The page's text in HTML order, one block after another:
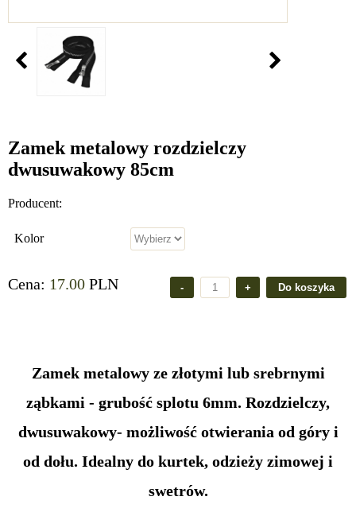
Zamek metalowy rozdzielczy
dwusuwakowy 85cm
Producent:
Kolor
Cena: 17.00 PLN
Zamek metalowy ze złotymi lub srebrnymi
ząbkami - grubość splotu 6mm. Rozdzielczy,
dwusuwakowy- możliwość otwierania od góry i
od dołu. Idealny do kurtek, odzieży zimowej i
swetrów.